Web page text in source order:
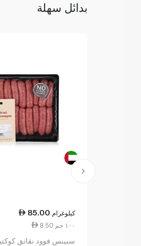
بدائل سهلة
85.00 كيلوغرام
8.50 ١٠٠ جم
سبينس فوود نقانق